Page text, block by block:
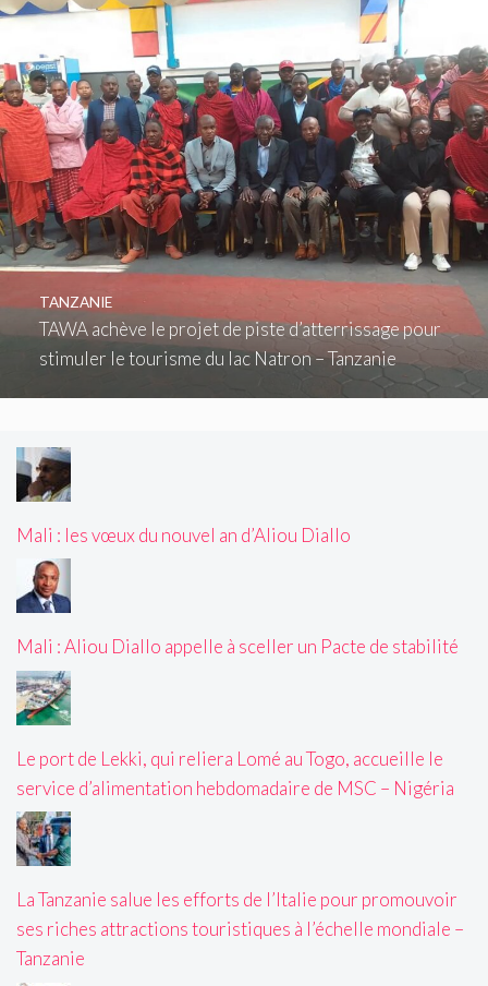
TAWA achève le projet de piste d’atterrissage pour
stimuler le tourisme du lac Natron – Tanzanie
TANZANIE
Mali : les vœux du nouvel an d’Aliou Diallo
Mali : Aliou Diallo appelle à sceller un Pacte de stabilité
Le port de Lekki, qui reliera Lomé au Togo, accueille le
service d’alimentation hebdomadaire de MSC – Nigéria
La Tanzanie salue les efforts de l’Italie pour promouvoir
ses riches attractions touristiques à l’échelle mondiale –
Tanzanie